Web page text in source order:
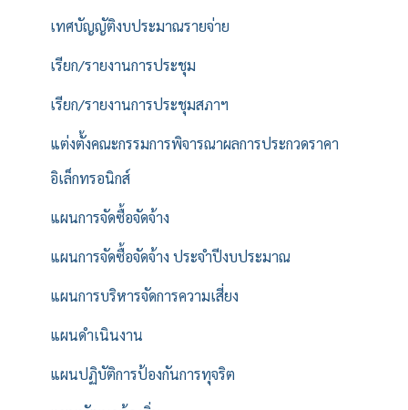
เทศบัญญัติงบประมาณรายจ่าย
เรียก/รายงานการประชุม
เรียก/รายงานการประชุมสภาฯ
แต่งตั้งคณะกรรมการพิจารณาผลการประกวดราคา
อิเล็กทรอนิกส์
แผนการจัดซื้อจัดจ้าง
แผนการจัดซื้อจัดจ้าง ประจำปีงบประมาณ
แผนการบริหารจัดการความเสี่ยง
แผนดำเนินงาน
แผนปฏิบัติการป้องกันการทุจริต